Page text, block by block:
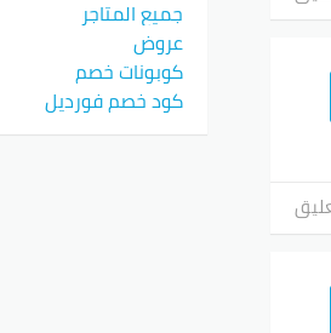
جميع المتاجر
عروض
كوبونات خصم
كود خصم فورديل